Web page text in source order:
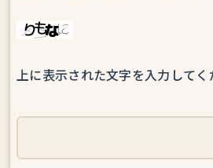
上に表示された文字を入力してく